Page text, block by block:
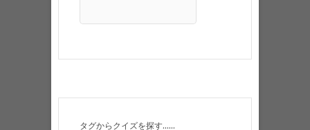
タグからクイズを探す……